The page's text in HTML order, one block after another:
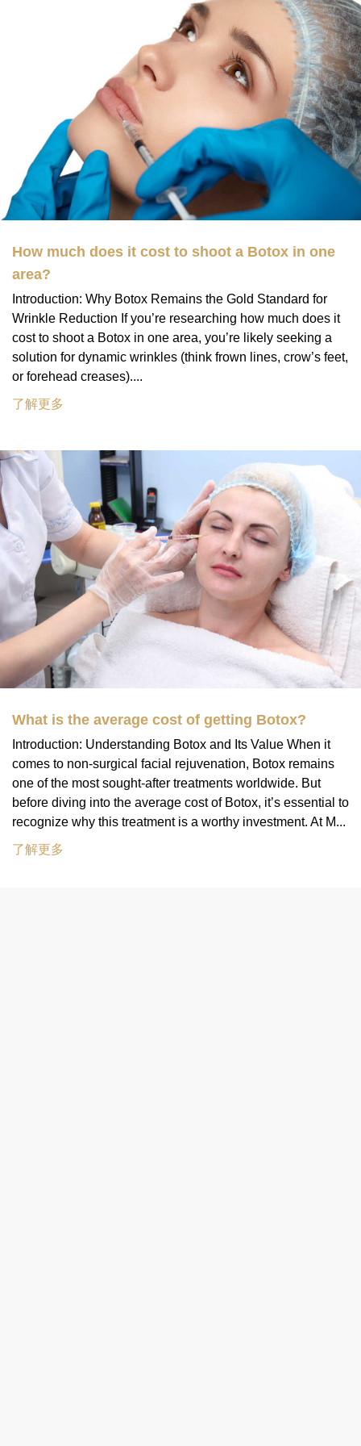
How much does it cost to shoot a Botox in one
area?
Introduction: Why Botox Remains the Gold Standard for
Wrinkle Reduction If you’re researching how much does it
cost to shoot a Botox in one area, you’re likely seeking a
solution for dynamic wrinkles (think frown lines, crow’s feet,
or forehead creases)....
了解更多
What is the average cost of getting Botox?
Introduction: Understanding Botox and Its Value When it
comes to non-surgical facial rejuvenation, Botox remains
one of the most sought-after treatments worldwide. But
before diving into the average cost of Botox, it’s essential to
recognize why this treatment is a worthy investment. At M...
了解更多